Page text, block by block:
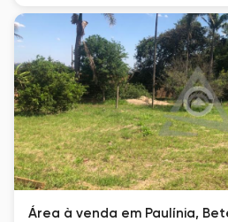
Área à venda em Paulínia,